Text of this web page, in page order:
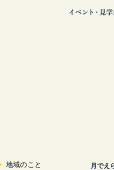
地域のこと